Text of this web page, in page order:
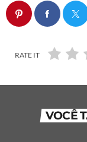
RATE IT
VOCÊ